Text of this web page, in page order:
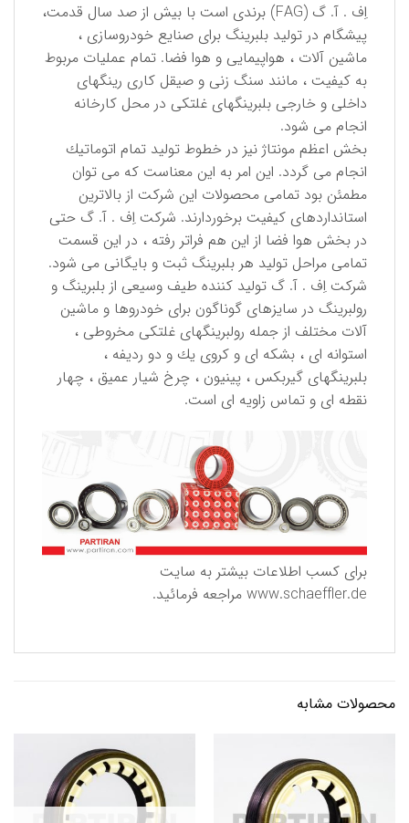
اِف . آ. گ (FAG) برندی است با بیش از صد سال قدمت،
پیشگام در تولید بلبرینگ برای صنایع خودروسازی ،
ماشین آلات ، هواپیمایی و هوا فضا. تمام عملیات مربوط
به كیفیت ، مانند سنگ زنی و صیقل كاری رینگهای
داخلی و خارجی بلبرینگهای غلتكی در محل كارخانه
انجام می شود.
بخش اعظم مونتاژ نیز در خطوط تولید تمام اتوماتیك
انجام می گردد. این امر به این معناست كه می توان
مطمئن بود تمامی محصولات این شركت از بالاترین
استانداردهای كیفیت برخوردارند. شركت اِف . آ. گ حتی
در بخش هوا فضا از این هم فراتر رفته ، در این قسمت
تمامی مراحل تولید هر بلبرینگ ثبت و بایگانی می شود.
شركت اِف . آ. گ تولید كننده طیف وسیعی از بلبرینگ و
رولبرینگ در سایزهای گوناگون برای خودروها و ماشین
آلات مختلف از جمله رولبرینگهای غلتكی مخروطی ،
استوانه ای ، بشكه ای و كروی یك و دو ردیفه ،
بلبرینگهای گیربكس ، پینیون ، چرخ شیار عمیق ، چهار
نقطه ای و تماس زاویه ای است.
برای كسب اطلاعات بیشتر به سایت
www.schaeffler.de مراجعه فرمائید.
محصولات مشابه